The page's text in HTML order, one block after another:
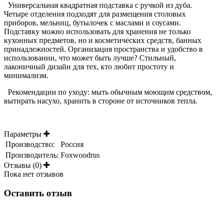
Универсальная квадратная подставка с ручкой из дуба.
Четыре отделения подходят для размещения столовых
приборов, мельниц, бутылочек с маслами и соусами.
Подставку можно использовать для хранения не только
кухонных предметов, но и косметических средств, банных
принадлежностей. Организация пространства и удобство в
использовании, что может быть лучше? Стильный,
лаконичный дизайн для тех, кто любит простоту и
минимализм.
Рекомендации по уходу: мыть обычным моющим средством,
вытирать насухо, хранить в стороне от источников тепла.
Параметры
Производство:
Россия
Производитель: Foxwoodrus
Отзывы (0)
Пока нет отзывов
Оставить отзыв